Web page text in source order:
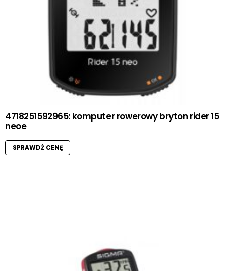
4718251592965: komputer rowerowy bryton rider 15
neoe
SPRAWDŹ CENĘ